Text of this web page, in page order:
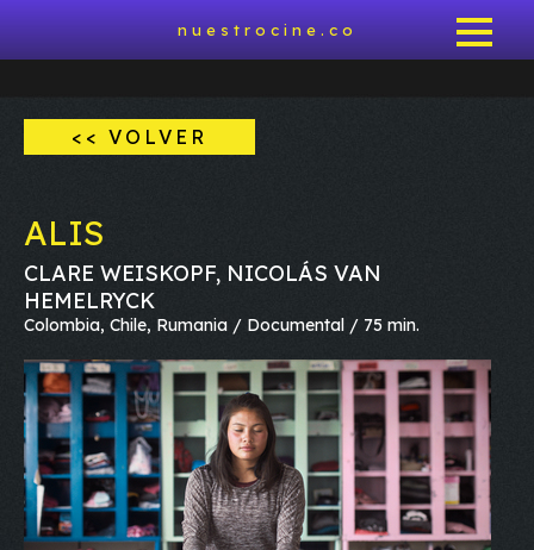
nuestrocine.co
<< VOLVER
ALIS
CLARE WEISKOPF, NICOLÁS VAN
HEMELRYCK
Colombia, Chile, Rumania / Documental / 75 min.